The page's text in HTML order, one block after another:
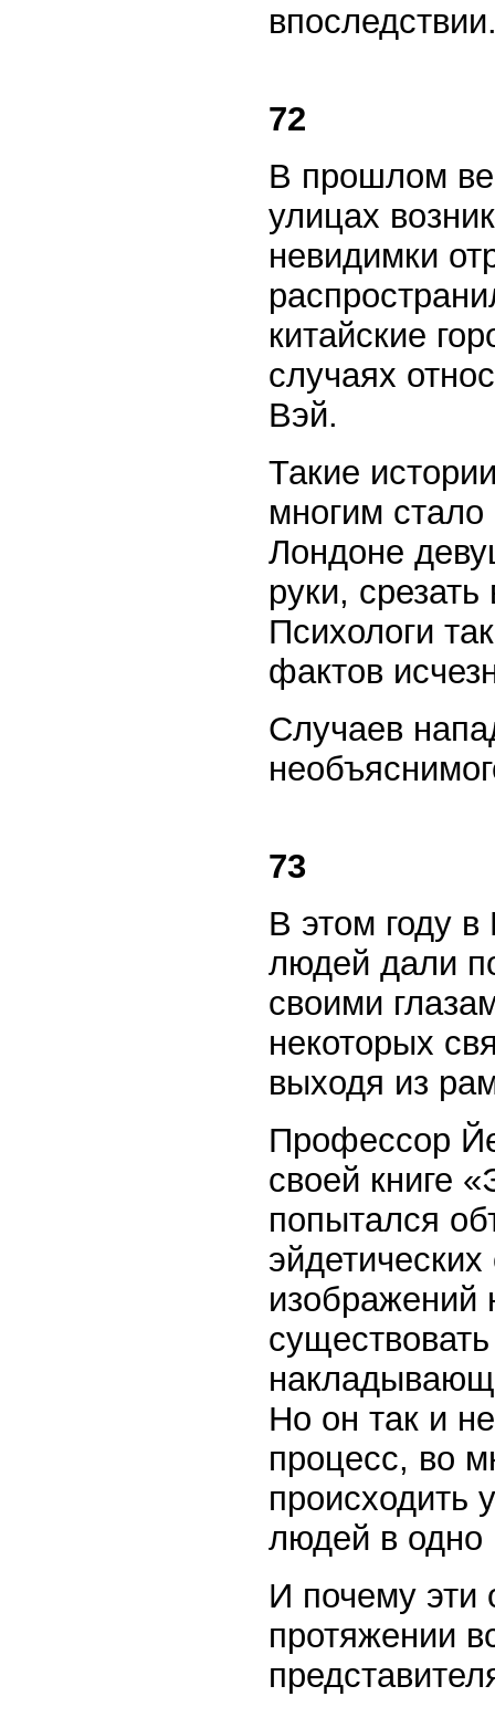
72
В прошлом
улицах
невидимки
китайские
случаях
Вэй.
Такие
многим стало
Лондоне
руки,
Психологи
фактов
Случаев
73
В этом году
людей дали
своими
некоторых
выходя из
Профессор
своей книге
попытался
изображений
Но он так и
процесс, во
происходить
людей в одно
И почему
протяжении